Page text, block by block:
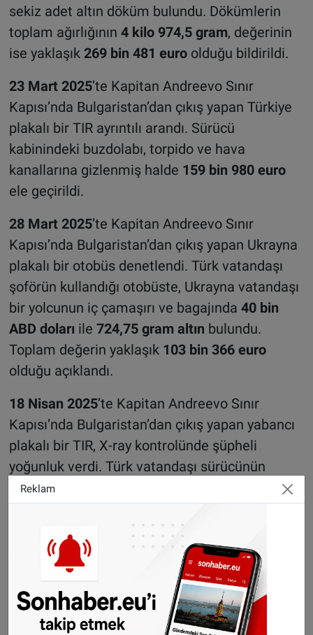
sekiz adet altın döküm bulundu. Dökümlerin
toplam ağırlığının 4 kilo 974,5 gram, değerinin
ise yaklaşık 269 bin 481 euro olduğu bildirildi.
23 Mart 2025’te Kapitan Andreevo Sınır
Kapısı’nda Bulgaristan’dan çıkış yapan Türkiye
plakalı bir TIR ayrıntılı arandı. Sürücü
kabinindeki buzdolabı, torpido ve hava
kanallarına gizlenmiş halde 159 bin 980 euro
ele geçirildi.
28 Mart 2025’te Kapitan Andreevo Sınır
Kapısı’nda Bulgaristan’dan çıkış yapan Ukrayna
plakalı bir otobüs denetlendi. Türk vatandaşı
şoförün kullandığı otobüste, Ukrayna vatandaşı
bir yolcunun iç çamaşırı ve bagajında 40 bin
ABD doları ile 724,75 gram altın bulundu.
Toplam değerin yaklaşık 103 bin 366 euro
olduğu açıklandı.
18 Nisan 2025’te Kapitan Andreevo Sınır
Kapısı’nda Bulgaristan’dan çıkış yapan yabancı
plakalı bir TIR, X-ray kontrolünde şüpheli
yoğunluk verdi. Türk vatandaşı sürücünün
kullandığı araçta, yatak şiltesi ve koltuk arka
döşemelerine gizlenmiş524 bin 940 euroele
28 Nisan 2025
’te Kapitan Andreevo Sınır
Kapısı’nda Bulgaristan’dan çıkış yapan Türkiye
plakalı bir TIR’da, hava filtresine giden kanal
içinde gizlenmiş102 bin eurobulundu. Türk
Reklam